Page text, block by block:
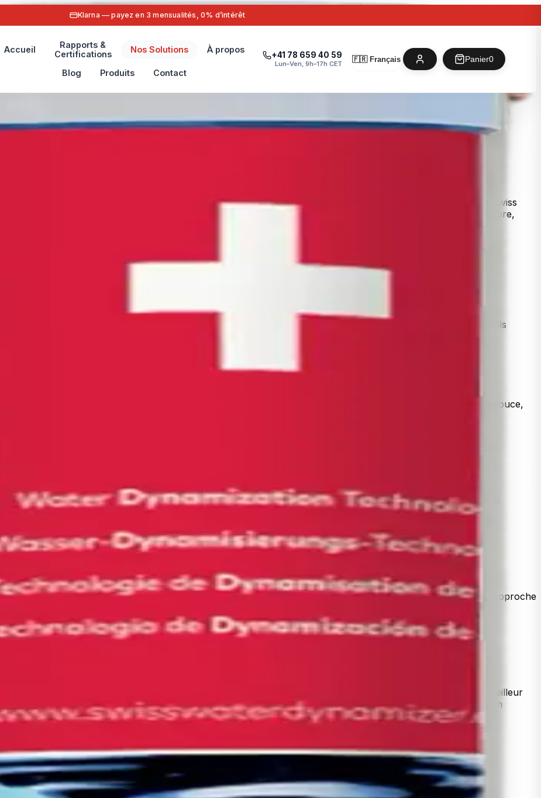
PayPal — payez en quelques secondes avec la protection acheteur
Accueil
Rapports &
Certifications
Nos Solutions À propos
Blog Produits Contact
+41 78 659 40 59
Lun–Ven, 9h–17h CET
🇫🇷 Français Panier0
protégés, goût de source.
à l'Essential Plus : Water LIME, notre convertisseur magnétique anti-calcaire (sans sel, sans résine), et le Swiss
à vortex pour une peau plus douce et un meilleur goût. Chaque robinet de votre maison délivre une eau propre,
remboursé
votre maison. Chacun résout un problème distinct — calcaire, sédiments, contaminants, goût — et ensemble ils
système, avant tout filtre. Des aimants permanents en néodyme transforment la Calcite dure en Aragonite douce,
chauffe-eau et appareils. Entièrement passif — sans sel, sans résine, sans électricité, sans entretien.
rouille et sédiments. Le rétrolavage automatique en option effectue le cycle de rétrolavage selon vos besoins
mois — et affiche le prochain cycle sur son écran.
combiné à des fibres protéiniques d'amyloïde aux capacités d'adsorption uniques pour la filtration de l'eau. Approche
tout en préservant les minéraux naturels. Remplacement annuel en 10 minutes, sans outils.
Des tests indépendants confirment une meilleure stabilité biologique et disponibilité cellulaire, un meilleur
316L dans la partie en contact avec l'eau, entièrement indépendant de l'électricité, capacité illimitée et aucun
en laboratoire par l'ETH Zürich